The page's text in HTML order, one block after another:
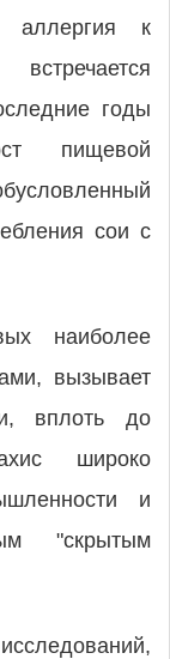
аллергия к
годы
пищевой
сои с
наиболее
вызывает
вплоть до
широко
и
"скрытым